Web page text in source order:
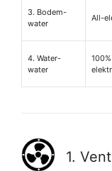
3. Bodem-
water
All-
4. Water-
water
100%
1.